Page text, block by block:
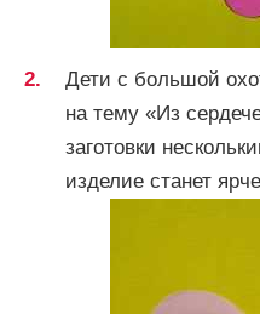
Дети с большой
на тему «Из
заготовки
изделие станет